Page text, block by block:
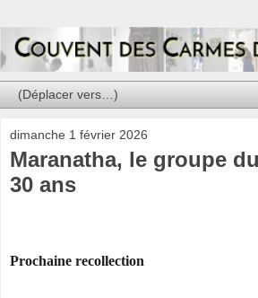
dimanche 1 février 2026
Maranatha, le groupe
30 ans
Prochaine recollection